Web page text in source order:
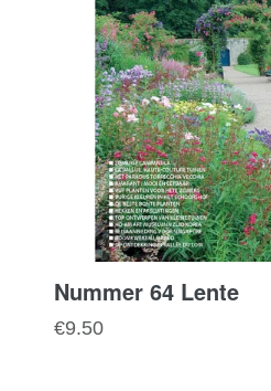
Nummer 64 Lente
Normale
€9.50